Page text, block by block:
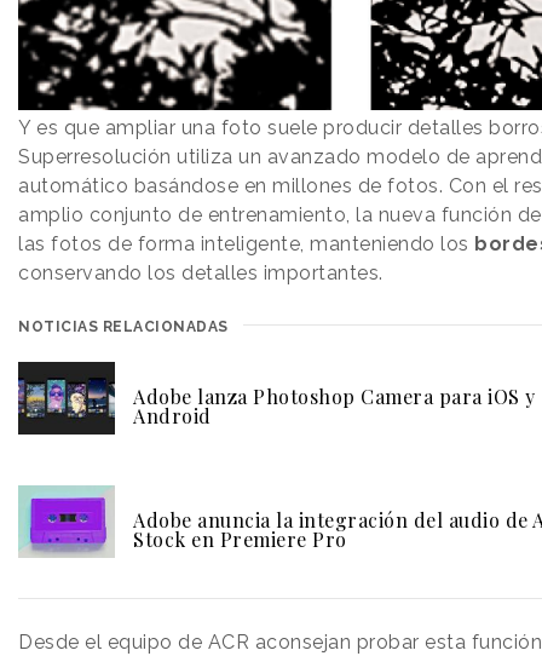
Y es que ampliar una foto suele producir detalles
Superresolución utiliza un avanzado modelo de
automático basándose en millones de fotos. Con el
amplio conjunto de entrenamiento, la nueva función
las fotos de forma inteligente, manteniendo los
conservando los detalles importantes.
NOTICIAS RELACIONADAS
Adobe lanza Photoshop Camera para iOS y
Android
Adobe anuncia la integración del audio de
Stock en Premiere Pro
Desde el equipo de ACR aconsejan probar esta